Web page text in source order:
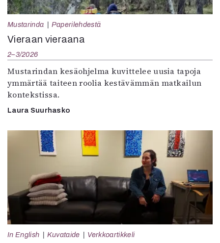
Mustarinda Paperilehdestä
Vieraan vieraana
2–3/2026
Mustarindan kesäohjelma kuvittelee uusia tapoja
ymmärtää taiteen roolia kestävämmän matkailun
kontekstissa.
Laura Suurhasko
In English Kuvataide Verkkoartikkeli